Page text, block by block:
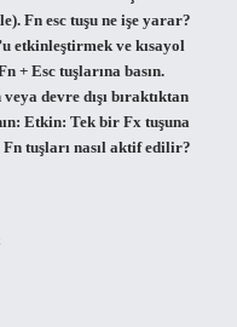
Fn esc tuşu ne işe yarar?
etkinleştirmek ve kısayol
+ Esc tuşlarına basın.
devre dışı bıraktıktan
Etkin: Tek bir Fx tuşuna
tuşları nasıl aktif edilir?